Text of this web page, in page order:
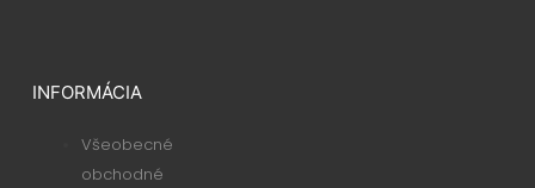
INFORMÁCIA
Všeobecné
obchodné